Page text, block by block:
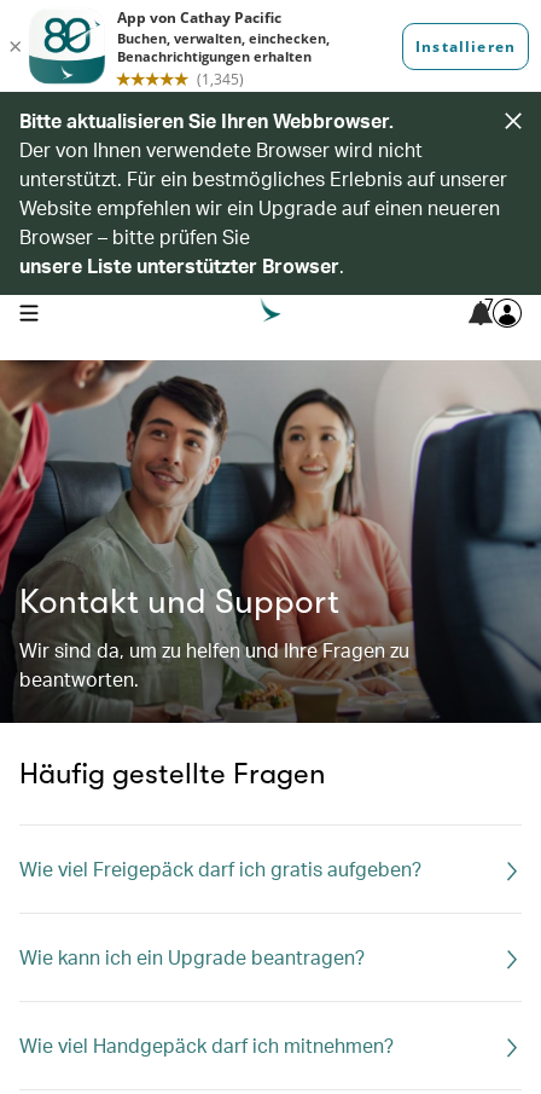
Bitte aktualisieren Sie Ihren Webbrowser.
Der von Ihnen verwendete Browser wird nicht
unterstützt. Für ein bestmögliches Erlebnis auf unserer
Website empfehlen wir ein Upgrade auf einen neueren
Browser – bitte prüfen Sie
unsere Liste unterstützter Browser.
open navigation menu 7
Kontakt und Support
Wir sind da, um zu helfen und Ihre Fragen zu
beantworten.
Häufig gestellte Fragen
Wie viel Freigepäck darf ich gratis aufgeben?
Wie kann ich ein Upgrade beantragen?
Wie viel Handgepäck darf ich mitnehmen?